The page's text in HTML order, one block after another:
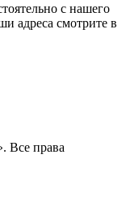
с нашего
адреса смотрите в
Все права